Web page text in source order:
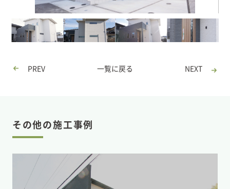
PREV 一覧に戻る NEXT
その他の施工事例